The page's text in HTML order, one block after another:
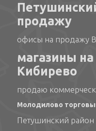
продажу
офисы на продажу
магазины
Кибирево
продаю
Молодилово
Петушинский